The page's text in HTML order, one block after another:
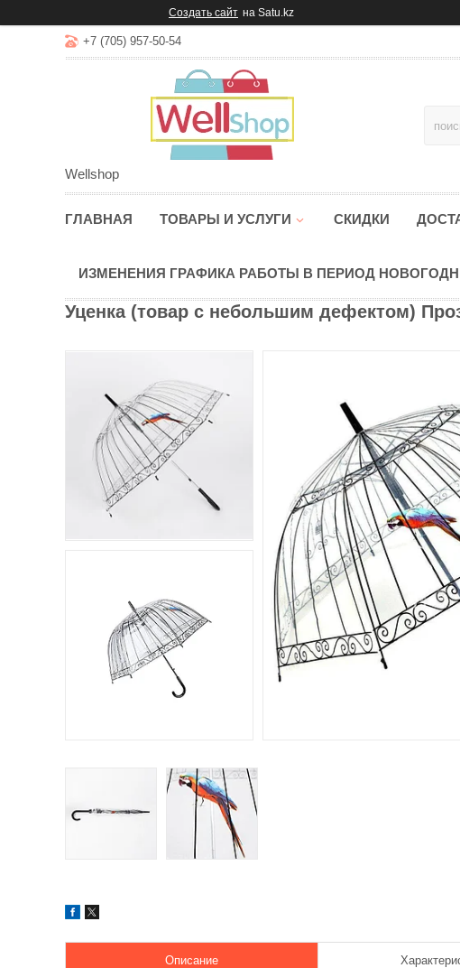
Создать сайт на Satu.kz
+7 (705) 957-50-54
Wellshop
ГЛАВНАЯ ТОВАРЫ И УСЛУГИ СКИДКИ
ИЗМЕНЕНИЯ ГРАФИКА РАБОТЫ В ПЕРИОД
Уценка (товар с небольшим дефектом)
Описание